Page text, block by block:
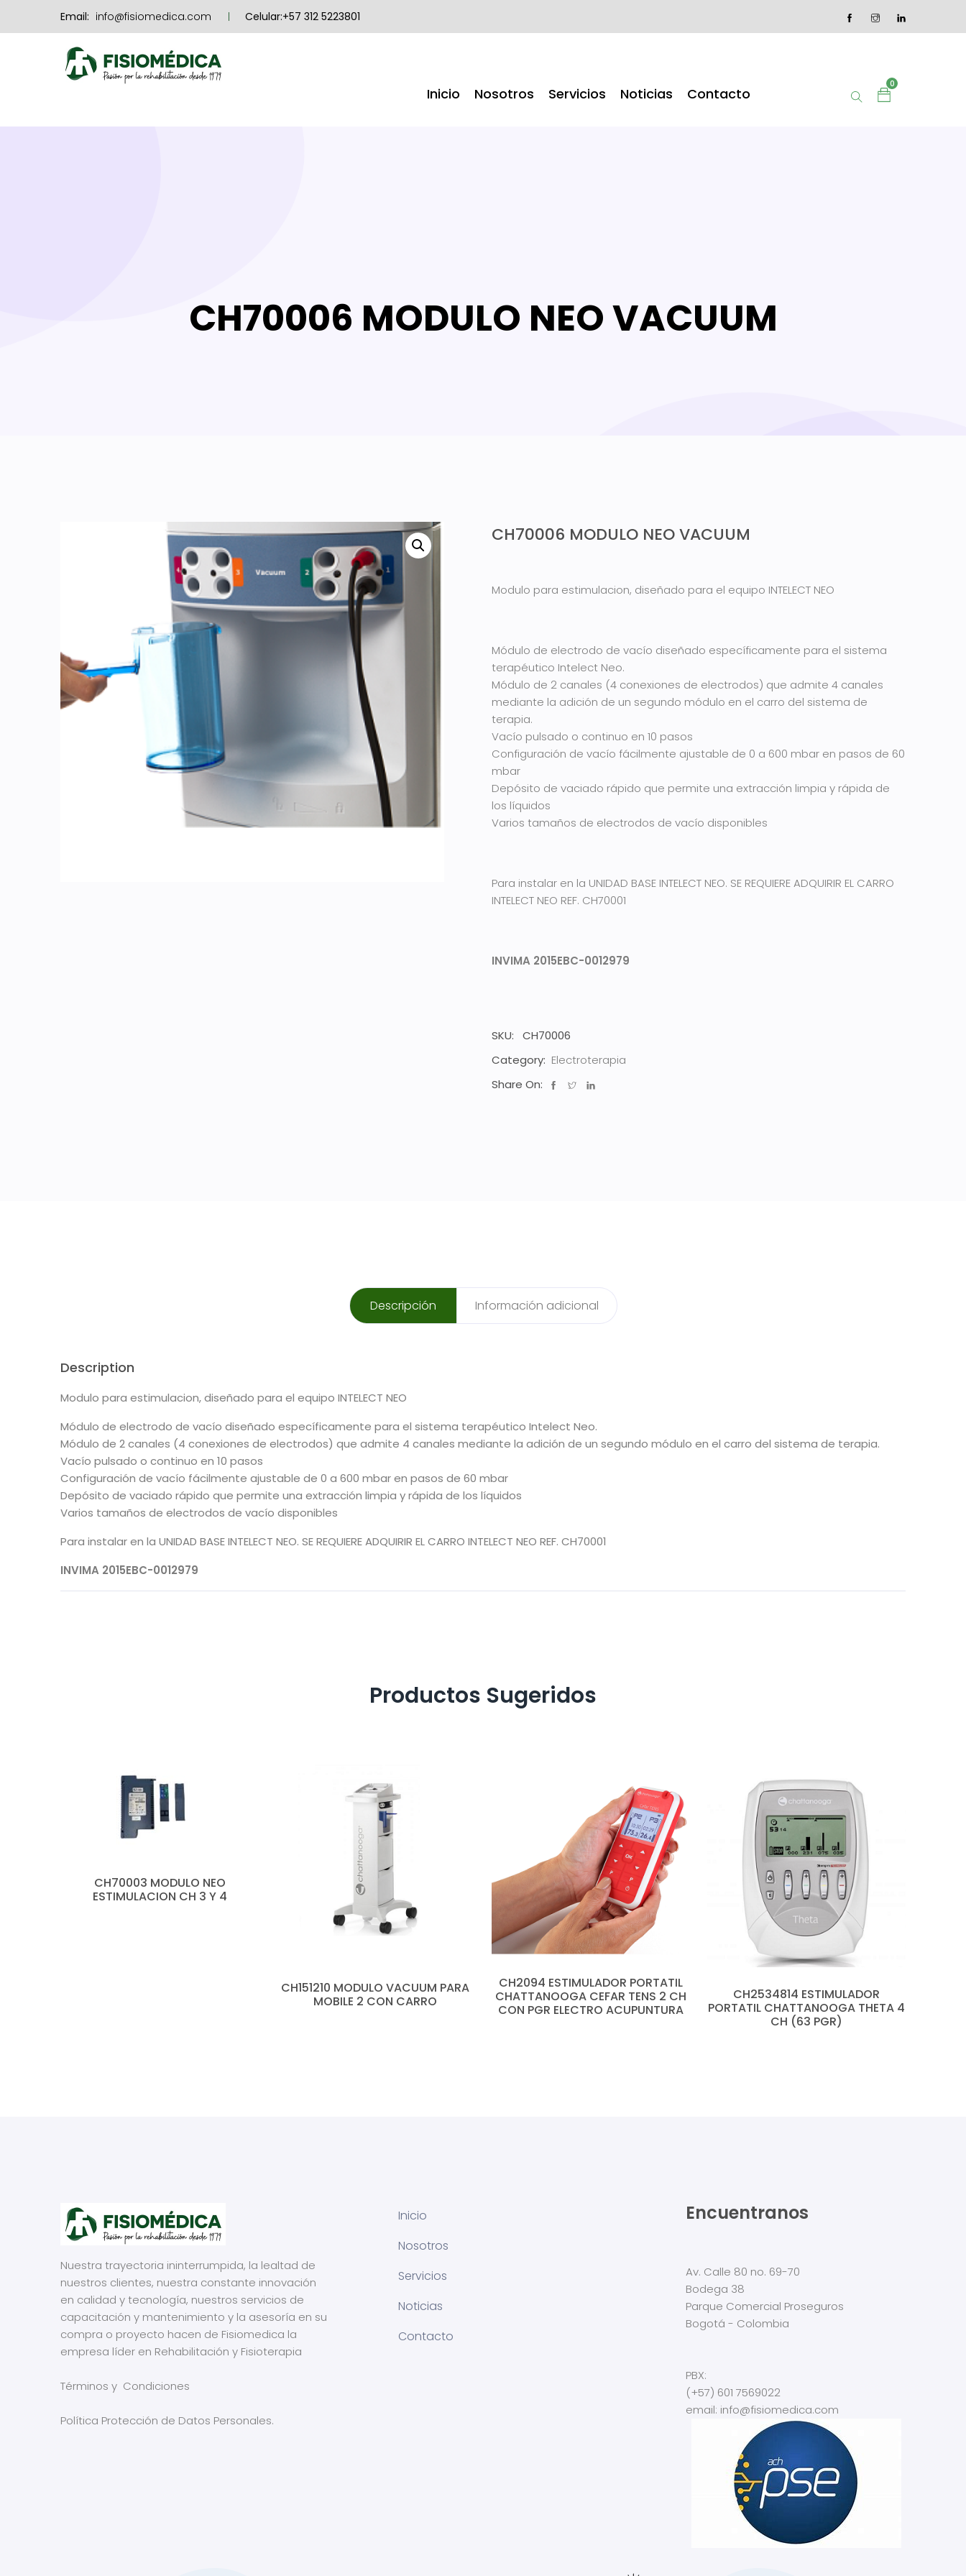
Email: info@fisiomedica.com Celular:+57 312 5223801
Inicio Nosotros Servicios Noticias Contacto
0
CH70006 MODULO NEO VACUUM
CH70006 MODULO NEO VACUUM
Modulo para estimulacion, diseñado para el equipo INTELECT NEO
Módulo de electrodo de vacío diseñado específicamente para el sistema
terapéutico Intelect Neo.
Módulo de 2 canales (4 conexiones de electrodos) que admite 4 canales
mediante la adición de un segundo módulo en el carro del sistema de
terapia.
Vacío pulsado o continuo en 10 pasos
Configuración de vacío fácilmente ajustable de 0 a 600 mbar en pasos de 60
mbar
Depósito de vaciado rápido que permite una extracción limpia y rápida de
los líquidos
Varios tamaños de electrodos de vacío disponibles
Para instalar en la UNIDAD BASE INTELECT NEO. SE REQUIERE ADQUIRIR EL CARRO
INTELECT NEO REF. CH70001
INVIMA 2015EBC-0012979
SKU:
CH70006
Category: Electroterapia
Share On:
Descripción Información adicional
Description
Modulo para estimulacion, diseñado para el equipo INTELECT NEO
Módulo de electrodo de vacío diseñado específicamente para el sistema terapéutico Intelect Neo.
Módulo de 2 canales (4 conexiones de electrodos) que admite 4 canales mediante la adición de un segundo módulo en el carro del sistema de terapia.
Vacío pulsado o continuo en 10 pasos
Configuración de vacío fácilmente ajustable de 0 a 600 mbar en pasos de 60 mbar
Depósito de vaciado rápido que permite una extracción limpia y rápida de los líquidos
Varios tamaños de electrodos de vacío disponibles
Para instalar en la UNIDAD BASE INTELECT NEO. SE REQUIERE ADQUIRIR EL CARRO INTELECT NEO REF. CH70001
INVIMA 2015EBC-0012979
Productos Sugeridos
CH70003 MODULO NEO
ESTIMULACION CH 3 Y 4
CH151210 MODULO VACUUM PARA
MOBILE 2 CON CARRO
CH2094 ESTIMULADOR PORTATIL
CHATTANOOGA CEFAR TENS 2 CH
CON PGR ELECTRO ACUPUNTURA
CH2534814 ESTIMULADOR
PORTATIL CHATTANOOGA THETA 4
CH (63 PGR)
Nuestra trayectoria ininterrumpida, la lealtad de
nuestros clientes, nuestra constante innovación
en calidad y tecnología, nuestros servicios de
capacitación y mantenimiento y la asesoría en su
compra o proyecto hacen de Fisiomedica la
empresa líder en Rehabilitación y Fisioterapia
Términos y Condiciones
Política Protección de Datos Personales.
Inicio
Nosotros
Servicios
Noticias
Contacto
Encuentranos
Av. Calle 80 no. 69-70
Bodega 38
Parque Comercial Proseguros
Bogotá - Colombia
PBX:
(+57) 601 7569022
email: info@fisiomedica.com